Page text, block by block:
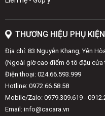
THƯƠNG HIỆU PHỤ
Địa chỉ: 83 Nguyễn Khang, Yên
(Ngoài giờ cao điểm ô tô đậu cửa
Điện thoại: 024.66.593.999
Hotline: 0972.66.58.58
Mobile/Zalo: 0979.309.619 -
Email: info@cacara.vn